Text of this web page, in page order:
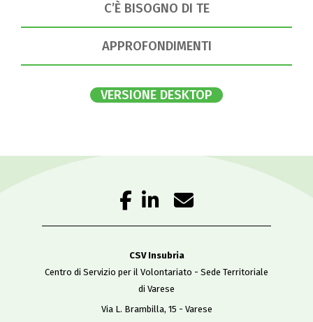
C’È BISOGNO DI TE
APPROFONDIMENTI
VERSIONE DESKTOP
CSV Insubria
Centro di Servizio per il Volontariato - Sede Territoriale
di Varese
Via L. Brambilla, 15 - Varese